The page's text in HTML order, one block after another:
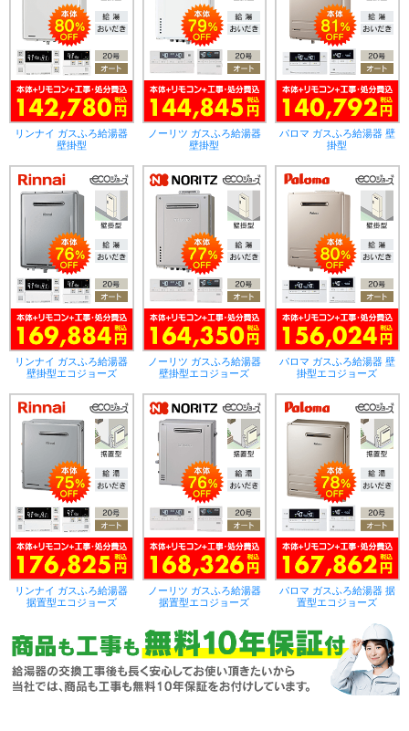
リンナイ ガスふろ給湯器
壁掛型
ノーリツ ガスふろ給湯器
壁掛型
パロマ ガスふろ給湯器 壁
掛型
リンナイ ガスふろ給湯器
壁掛型エコジョーズ
ノーリツ ガスふろ給湯器
壁掛型エコジョーズ
パロマ ガスふろ給湯器 壁
掛型エコジョーズ
リンナイ ガスふろ給湯器
据置型エコジョーズ
ノーリツ ガスふろ給湯器
据置型エコジョーズ
パロマ ガスふろ給湯器 据
置型エコジョーズ